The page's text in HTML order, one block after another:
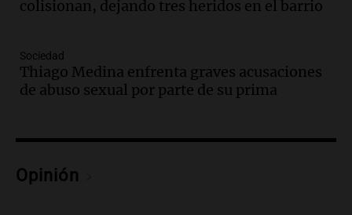
Altas Cumbres: peritos analizan
Panorama Federal
Episodios
Audio.Solicitan quiebra de Lebron
Episodios
colisionan, dejando tres heridos en el barrio
Sociedad
Thiago Medina enfrenta graves acusaciones
de abuso sexual por parte de su prima
Opinión